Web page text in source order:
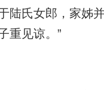
陆氏女郎，家
重见谅。”